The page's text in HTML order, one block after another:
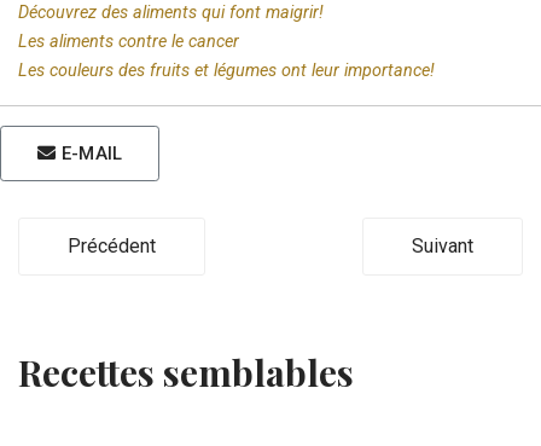
Découvrez des aliments qui font maigrir!
Les aliments contre le cancer
Les couleurs des fruits et légumes ont leur importance!
E-MAIL
Précédent Suivant
Recettes semblables